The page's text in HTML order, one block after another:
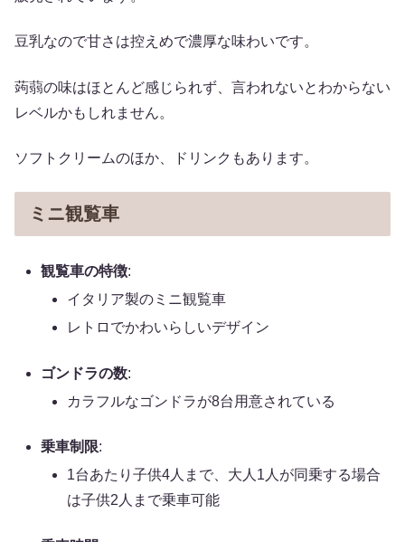
豆乳なので甘さは控えめで濃厚な味わいです。
蒟蒻の味はほとんど感じられず、言われないとわからない
レベルかもしれません。
ソフトクリームのほか、ドリンクもあります。
ミニ観覧車
観覧車の特徴:
イタリア製のミニ観覧車
レトロでかわいらしいデザイン
ゴンドラの数:
カラフルなゴンドラが8台用意されている
乗車制限:
1台あたり子供4人まで、大人1人が同乗する場合
は子供2人まで乗車可能